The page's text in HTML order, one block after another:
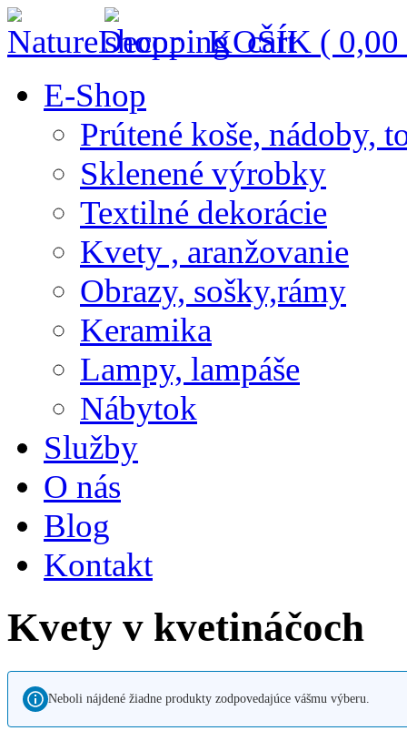
KOŠÍK ( 0,00
E-Shop
Prútené koše, nádoby,
Sklenené výrobky
Textilné dekorácie
Kvety , aranžovanie
Obrazy, sošky,rámy
Keramika
Lampy, lampáše
Nábytok
Služby
O nás
Blog
Kontakt
Kvety v kvetináčoch
Neboli nájdené žiadne produkty zodpovedajúce vášmu výberu.